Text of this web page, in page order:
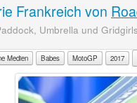
Frankreich von
Umbrella und
Medien Babes MotoGP 2017